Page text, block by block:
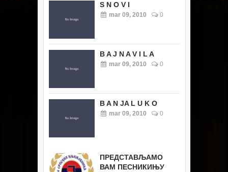
S N O V I
mar 09, 2010 0
B A J N A V I L A
mar 09, 2010 0
B A N JA L U K O
mar 09, 2010 0
ПРЕДСТАВЉАМО
ВАМ ПЕСНИКИЊУ